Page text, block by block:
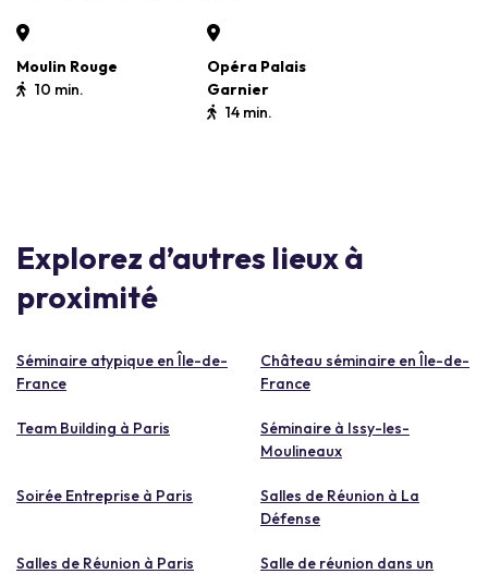
Moulin Rouge
10 min.
Opéra Palais
Garnier
14 min.
Explorez d’autres lieux à
proximité
Séminaire atypique en Île-de-
France
Château séminaire en Île-de-
France
Team Building à Paris
Séminaire à Issy-les-
Moulineaux
Soirée Entreprise à Paris
Salles de Réunion à La
Défense
Salles de Réunion à Paris
Salle de réunion dans un